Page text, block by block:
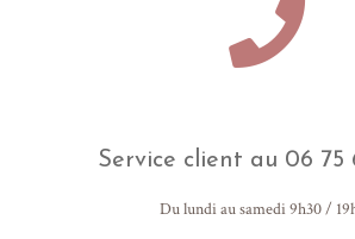
Service client au 06 75
Du lundi au samedi 9h30 /